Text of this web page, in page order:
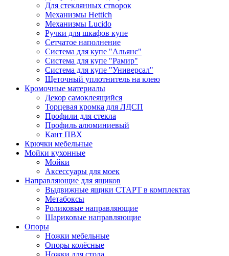
Для стеклянных створок
Механизмы Hettich
Механизмы Lucido
Ручки для шкафов купе
Сетчатое наполнение
Система для купе "Альянс"
Система для купе "Рамир"
Система для купе "Универсал"
Щеточный уплотнитель на клею
Кромочные материалы
Декор самоклеящийся
Торцевая кромка для ЛДСП
Профили для стекла
Профиль алюминиевый
Кант ПВХ
Крючки мебельные
Мойки кухонные
Мойки
Аксессуары для моек
Направляющие для ящиков
Выдвижные ящики СТАРТ в комплектах
Метабоксы
Роликовые направляющие
Шариковые направляющие
Опоры
Ножки мебельные
Опоры колёсные
Ножки для стола